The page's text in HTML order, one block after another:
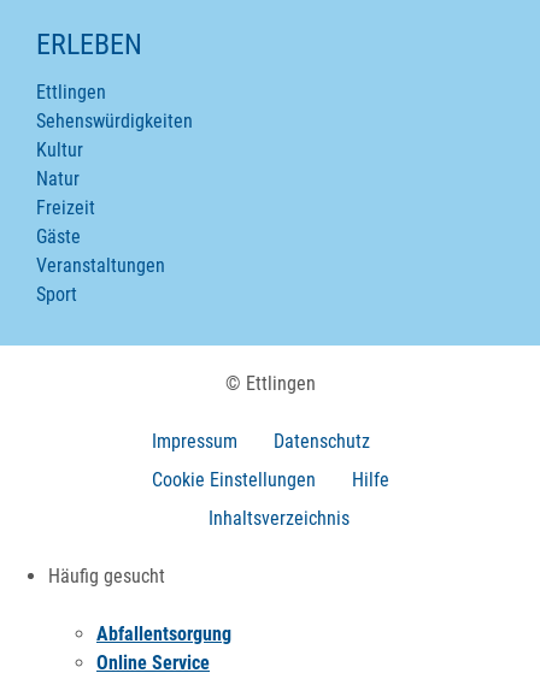
ERLEBEN
Ettlingen
Sehenswürdigkeiten
Kultur
Natur
Freizeit
Gäste
Veranstaltungen
Sport
© Ettlingen
Impressum
Datenschutz
Cookie Einstellungen
Hilfe
Inhaltsverzeichnis
Häufig gesucht
Abfallentsorgung
Online Service